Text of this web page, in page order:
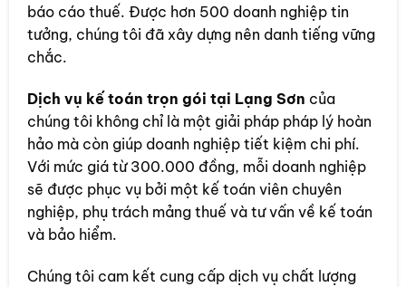
báo cáo thuế. Được hơn 500 doanh nghiệp tin
tưởng, chúng tôi đã xây dựng nên danh tiếng vững
chắc.
Dịch vụ kế toán trọn gói tại Lạng Sơn của
chúng tôi không chỉ là một giải pháp pháp lý hoàn
hảo mà còn giúp doanh nghiệp tiết kiệm chi phí.
Với mức giá từ 300.000 đồng, mỗi doanh nghiệp
sẽ được phục vụ bởi một kế toán viên chuyên
nghiệp, phụ trách mảng thuế và tư vấn về kế toán
và bảo hiểm.
Chúng tôi cam kết cung cấp dịch vụ chất lượng